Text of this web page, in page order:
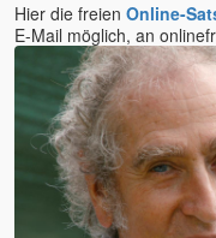
Angaangaq
Angelika Winklhofer
Annette Kaiser
Anssi
Anushree
Arjuna
Arne Eckert
Artur
Hier die freien Online-
E-Mail möglich, an